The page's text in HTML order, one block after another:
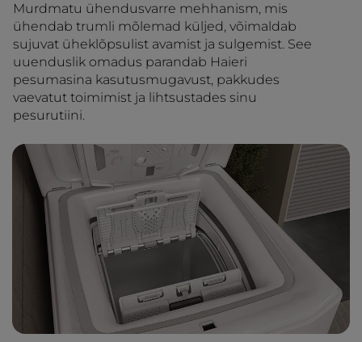
Murdmatu ühendusvarre mehhanism, mis
ühendab trumli mõlemad küljed, võimaldab
sujuvat üheklõpsulist avamist ja sulgemist. See
uuenduslik omadus parandab Haieri
pesumasina kasutusmugavust, pakkudes
vaevatut toimimist ja lihtsustades sinu
pesurutiini.